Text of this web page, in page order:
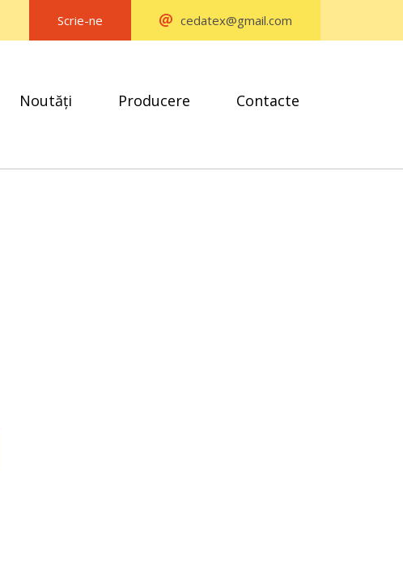
Scrie-ne cedatex@gmail.com
Noutăți Producere Contacte